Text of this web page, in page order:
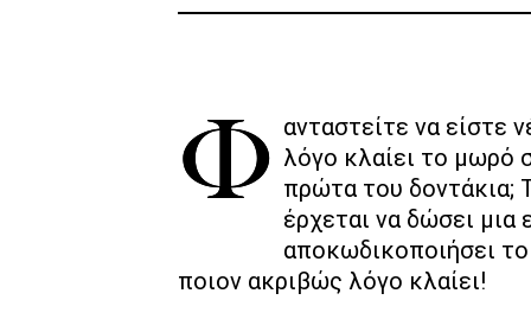
Φανταστείτε να είστε νέοι γονείς και να μην ξέρετε για ποιο λόγο κλαίει το μωρό
πρώτα του δοντάκια;
έρχεται να δώσει
αποκωδικοποιήσει
ποιον ακριβώς λόγο κλαίει!